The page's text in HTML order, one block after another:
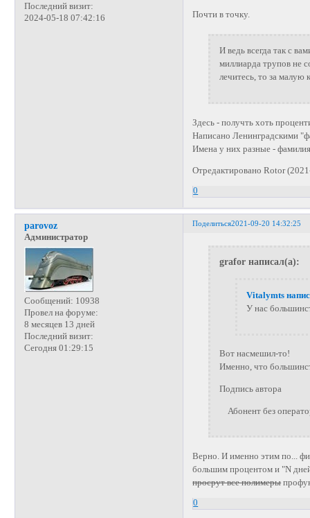
Последний визит:
2024-05-18 07:42:16
Почти в точку.
И ведь всегда так с
миллиарда трупов не
лечитесь, то за
Здесь - получть хоть
Написано Ленинградскими
Имена у них разные -
Отредактировано Rotor
0
Поделиться2021-09-20 14:32:25
parovoz
Администратор
Сообщений: 10938
Провел на форуме:
8 месяцев 13 дней
Последний визит:
Сегодня 01:29:15
grafor написал(а):
Vitalymts
У нас
Вот насмешил-то!
Именно, что
Подпись автора
Абонент без
Верно. И именно этим по...
большим процентом и "N
просрут все полимеры
0